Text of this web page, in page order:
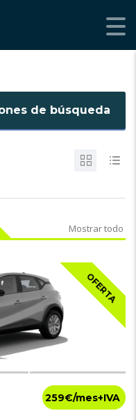
de búsqueda
Mostrar todo
OFERTA
259€